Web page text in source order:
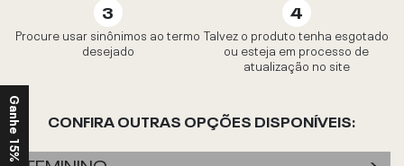
Procure usar sinônimos ao termo
desejado
Talvez o produto tenha esgotado
ou esteja em processo de
atualização no site
CONFIRA OUTRAS OPÇÕES DISPONÍVEIS:
Ganhe 15% OFF*